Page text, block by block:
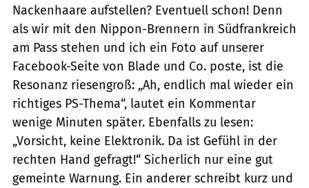
Nackenhaare aufstellen? Eventuell schon! Denn
als wir mit den Nippon-Brennern in Südfrankreich
am Pass stehen und ich ein Foto auf unserer
Facebook-Seite von Blade und Co. poste, ist die
Resonanz riesengroß: „Ah, endlich mal wieder ein
richtiges PS-Thema“, lautet ein Kommentar
wenige Minuten später. Ebenfalls zu lesen:
„Vorsicht, keine Elektronik. Da ist Gefühl in der
rechten Hand gefragt!“ Sicherlich nur eine gut
gemeinte Warnung. Ein anderer schreibt kurz und